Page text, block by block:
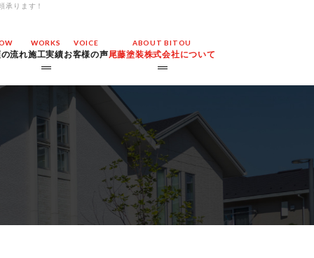
承ります！
流れ
WORKS
施工実績
外壁・屋根塗装
防水工事
VOICE
お客様の声
ABOUT BITOU
尾藤塗装株式会社について
会社概要
お問い合わせ